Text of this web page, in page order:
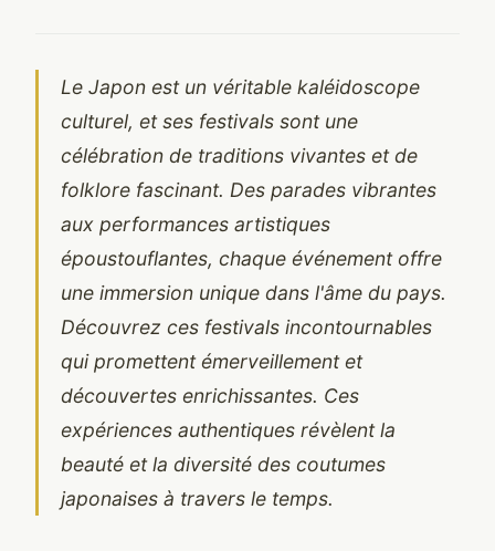
Le Japon est un véritable kaléidoscope
culturel, et ses festivals sont une
célébration de traditions vivantes et de
folklore fascinant. Des parades vibrantes
aux performances artistiques
époustouflantes, chaque événement offre
une immersion unique dans l'âme du pays.
Découvrez ces festivals incontournables
qui promettent émerveillement et
découvertes enrichissantes. Ces
expériences authentiques révèlent la
beauté et la diversité des coutumes
japonaises à travers le temps.